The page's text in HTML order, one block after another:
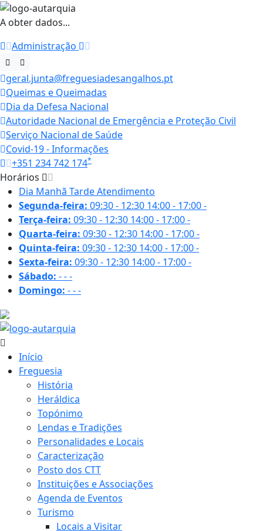
A obter dados...
Administração
geral.junta@freguesiadesangalhos.pt
Queimas e Queimadas
Dia da Defesa Nacional
Autoridade Nacional de Emergência e Proteção Civil
Serviço Nacional de Saúde
Covid-19 - Informações
+351 234 742 174*
Horários
Dia Manhã TardeAtendimento
Segunda-feira: 09:30 - 12:30 14:00 - 17:00-
Terça-feira: 09:30 - 12:30 14:00 - 17:00-
Quarta-feira: 09:30 - 12:30 14:00 - 17:00-
Quinta-feira: 09:30 - 12:30 14:00 - 17:00-
Sexta-feira: 09:30 - 12:30 14:00 - 17:00-
Sábado: ---
Domingo: ---
Início
Freguesia
História
Heráldica
Topónimo
Lendas e Tradições
Personalidades e Locais
Caracterização
Posto dos CTT
Instituições e Associações
Agenda de Eventos
Turismo
Locais a Visitar